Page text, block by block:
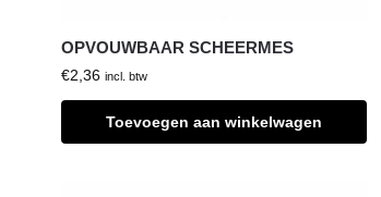
OPVOUWBAAR SCHEERMES
€2,36 incl. btw
Toevoegen aan winkelwagen